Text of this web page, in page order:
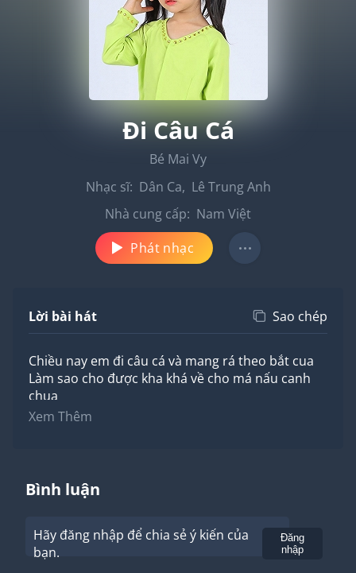
Đi Câu Cá
Bé Mai Vy
Nhạc sĩ: Dân Ca, Lê Trung Anh
Nhà cung cấp: Nam Việt
Phát nhạc
Lời bài hát Sao chép
Chiều nay em đi câu cá và mang rá theo bắt cua
Làm sao cho được kha khá về cho má nấu canh
chua
Ô kìa con cua ô kìa con cua
Chiều nay em đi câu cá và mang rá theo bắt cua
Làm sao cho được kha khá về cho má nấu canh
Ô kìa con cua ô kìa con cua
Ấy chớ la
Xem Thêm
Bình luận
Hãy đăng nhập để chia sẻ ý kiến của
bạn.
Đăng
nhập